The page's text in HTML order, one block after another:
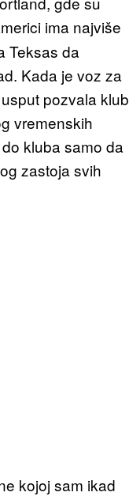
ima najviše
Teksas da
Kada je voz za
pozvala klub
vremenskih
kluba samo da
zastoja svih
kojoj sam ikad